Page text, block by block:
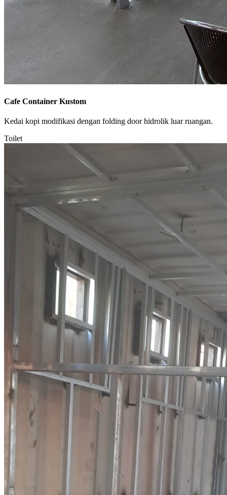
Cafe Container Kustom
Kedai kopi modifikasi dengan folding door hidrolik luar ruangan.
Toilet